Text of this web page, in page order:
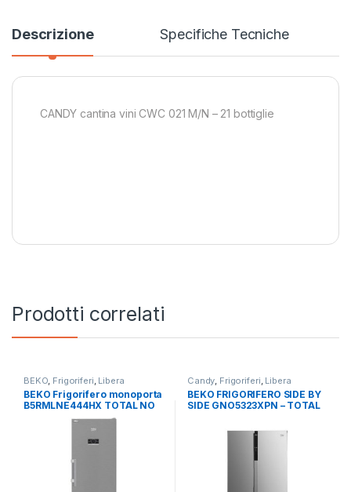
Descrizione Specifiche Tecniche
CANDY cantina vini CWC 021 M/N – 21 bottiglie
Prodotti correlati
BEKO Frigoriferi Libera
Installazione Monoporta
BEKO Frigorifero monoporta
B5RMLNE444HX TOTAL NO
Candy Frigoriferi Libera
Installazione, Side by Side 4
Porte
BEKO FRIGORIFERO SIDE BY
SIDE GNO5323XPN – TOTAL